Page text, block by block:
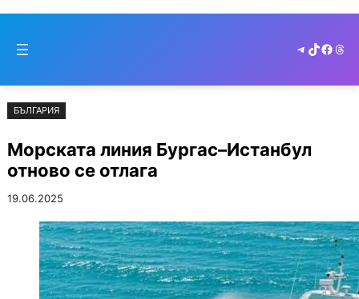
съдържанието
to
Telegram
TikTok
БЪЛГАРИЯ
Морската линия Бургас–Истанбул
отново се отлага
19.06.2025